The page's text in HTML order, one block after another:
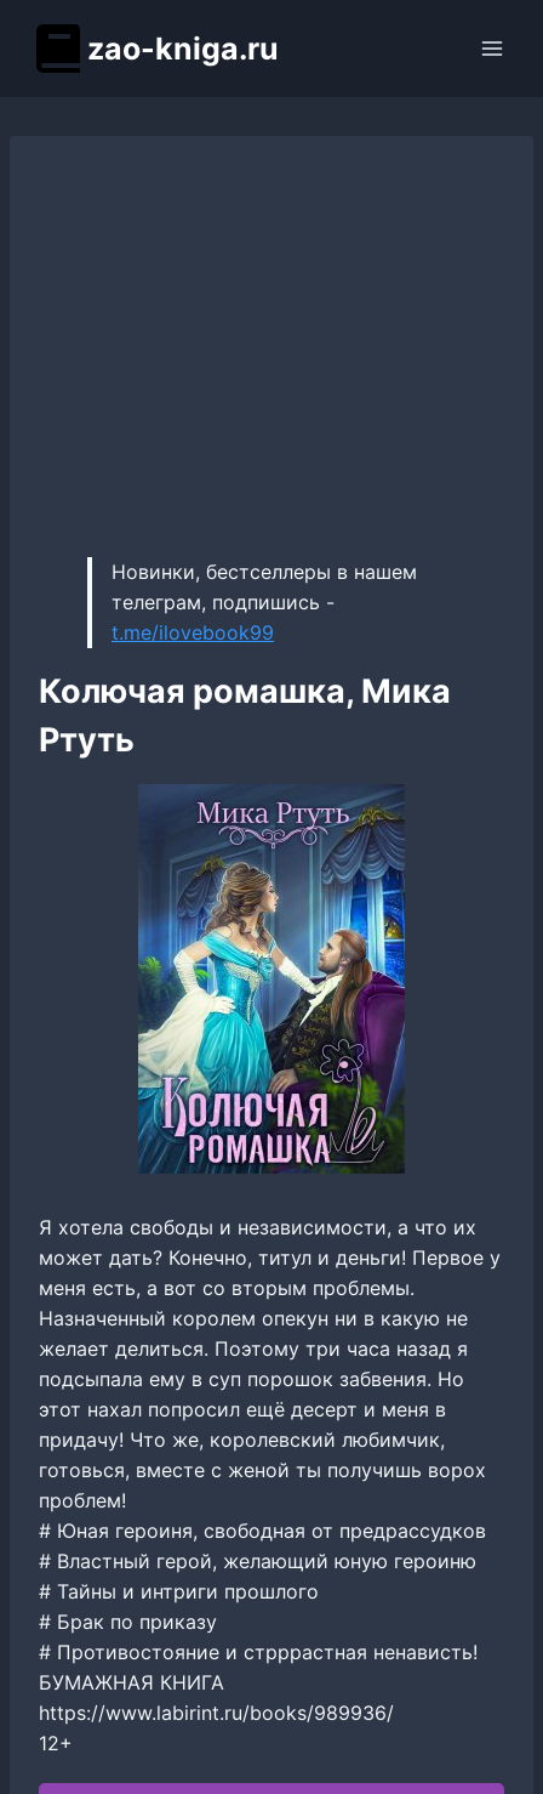
содержимому
zao-kniga.ru
Новинки, бестселлеры в нашем
телеграм, подпишись -
t.me/ilovebook99
Колючая ромашка, Мика
Ртуть
Я хотела свободы и независимости, а что их
может дать? Конечно, титул и деньги! Первое у
меня есть, а вот со вторым проблемы.
Назначенный королем опекун ни в какую не
желает делиться. Поэтому три часа назад я
подсыпала ему в суп порошок забвения. Но
этот нахал попросил ещё десерт и меня в
придачу! Что же, королевский любимчик,
готовься, вместе с женой ты получишь ворох
проблем!
# Юная героиня, свободная от предрассудков
# Властный герой, желающий юную героиню
# Тайны и интриги прошлого
# Брак по приказу
# Противостояние и стрррастная ненависть!
БУМАЖНАЯ КНИГА
https://www.labirint.ru/books/989936/
12+